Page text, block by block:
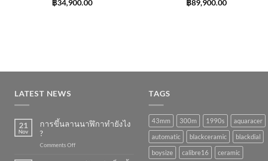
฿34,900.00
฿89,900.00
LATEST NEWS
21
Nov
การขึ้นลานนาฬิกาทำยังไง
?
Comments Offon
TAGS
43mm 300m 1990s
aquaracer
automatic
blackceramic
blackdial
boysize
calibre16
ceramic